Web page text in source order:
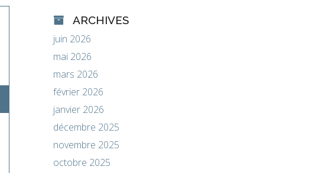
ARCHIVES
juin 2026
mai 2026
mars 2026
février 2026
janvier 2026
décembre 2025
novembre 2025
octobre 2025